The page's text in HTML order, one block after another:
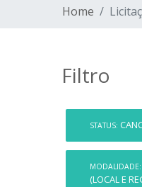
Home
Filtro
STATUS:
MODALIDADE:
(LOCAL E